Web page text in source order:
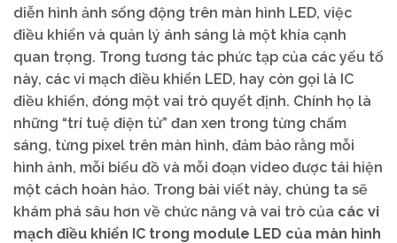
diễn hình ảnh sống động trên màn hình LED, việc
điều khiển và quản lý ánh sáng là một khía cạnh
quan trọng. Trong tương tác phức tạp của các yếu tố
này, các vi mạch điều khiển LED, hay còn gọi là IC
điều khiển, đóng một vai trò quyết định. Chính họ là
những “trí tuệ điện tử” đan xen trong từng chấm
sáng, từng pixel trên màn hình, đảm bảo rằng mỗi
hình ảnh, mỗi biểu đồ và mỗi đoạn video được tái hiện
một cách hoàn hảo. Trong bài viết này, chúng ta sẽ
khám phá sâu hơn về chức năng và vai trò của các vi
mạch điều khiển IC trong module LED của màn hình